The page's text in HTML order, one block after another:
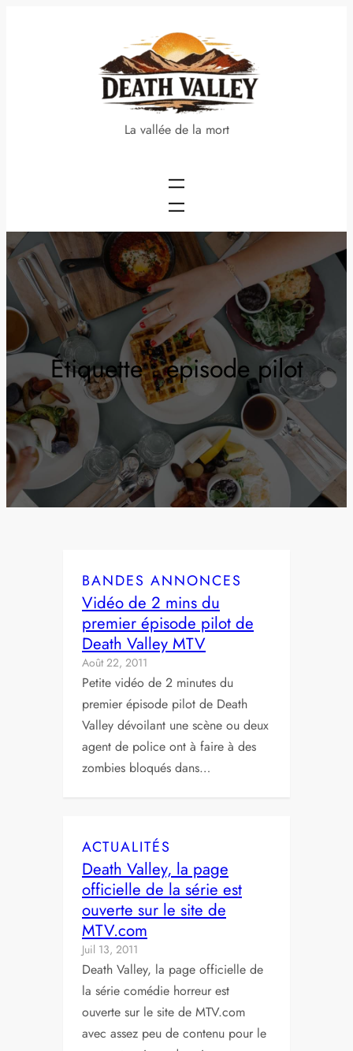
La vallée de la mort
Étiquette :episode pilot
BANDES ANNONCES
Vidéo de 2 mins du
premier épisode pilot de
Death Valley MTV
Août 22, 2011
Petite vidéo de 2 minutes du
premier épisode pilot de Death
Valley dévoilant une scène ou deux
agent de police ont à faire à des
zombies bloqués dans…
ACTUALITÉS
Death Valley, la page
officielle de la série est
ouverte sur le site de
MTV.com
Juil 13, 2011
Death Valley, la page officielle de
la série comédie horreur est
ouverte sur le site de MTV.com
avec assez peu de contenu pour le